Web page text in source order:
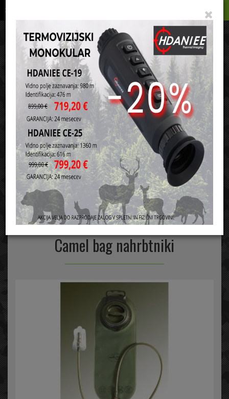
sl de
Domov
Torbe, etui in nahrbtniki
Camel bag nahrbtniki
Razvrsti po: ceni nazivu
Camel bag nahrbtniki